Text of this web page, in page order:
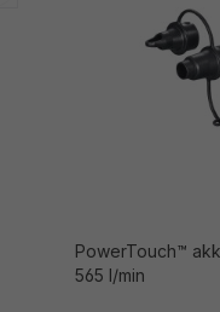
PowerTouch™
565 l/min